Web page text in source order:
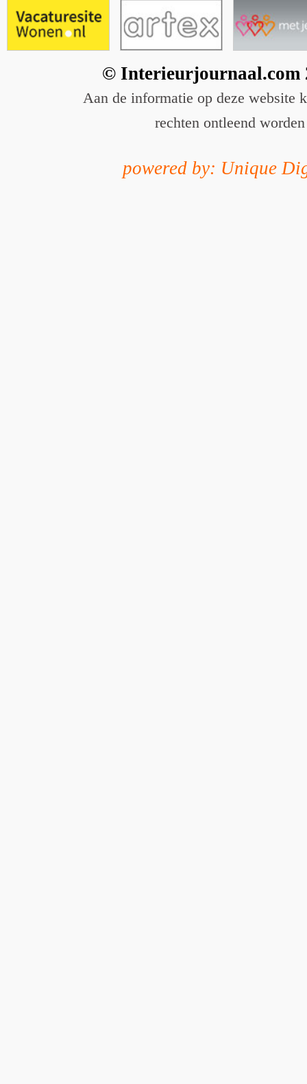
© Interieurjournaal.com
Aan de informatie op deze website
rechten ontleend worden
powered by: Unique